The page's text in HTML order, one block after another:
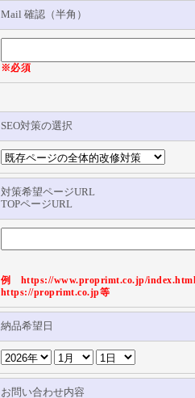
Mail 確認（半角）
※必須
SEO対策の選択
対策希望ページURL
TOPページURL
例 https://www.proprimt.co.jp/index.html
https://proprimt.co.jp等
納品希望日
お問い合わせ内容